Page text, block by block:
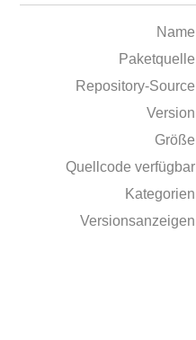
Name
Paketquelle
Repository-Source
Version
Größe
Quellcode verfügbar
Kategorien
Versionsanzeigen